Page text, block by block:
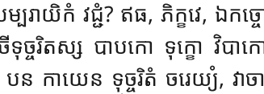
ម្បរាយិកំ វជ្ជំ? ឥធ, ភិក្ខវេ,
ច្ចរិតស្ស បាបកោ ទុក្ខោ វិប
កាយេន ទុច្ចរិតំ ចរេយ្យំ, វាច